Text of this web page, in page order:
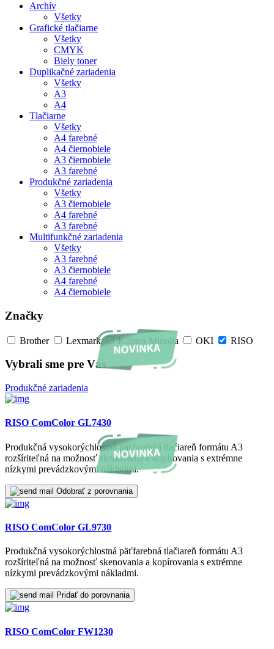
Archív
Všetky
Grafické tlačiarne
Všetky
CMYK
Biely toner
Duplikačné zariadenia
Všetky
A3
A4
Tlačiarne
Všetky
A4 farebné
A4 čiernobiele
A3 čiernobiele
A3 farebné
Produkčné zariadenia
Všetky
A3 čiernobiele
A4 farebné
A3 farebné
Multifunkčné zariadenia
Všetky
A3 farebné
A3 čiernobiele
A4 farebné
A4 čiernobiele
Značky
Brother Lexmark Konica Minolta OKI RISO
Vybrali sme pre Vás
Produkčné zariadenia
RISO ComColor GL7430
Produkčná vysokorýchlostná päťfarebná tlačiareň formátu A3
rozšíriteľná na možnosť skenovania a kopírovania s extrémne
nízkymi prevádzkovými nákladmi.
Odobrať z porovnania
RISO ComColor GL9730
Produkčná vysokorýchlostná päťfarebná tlačiareň formátu A3
rozšíriteľná na možnosť skenovania a kopírovania s extrémne
nízkymi prevádzkovými nákladmi.
Pridať do porovnania
RISO ComColor FW1230